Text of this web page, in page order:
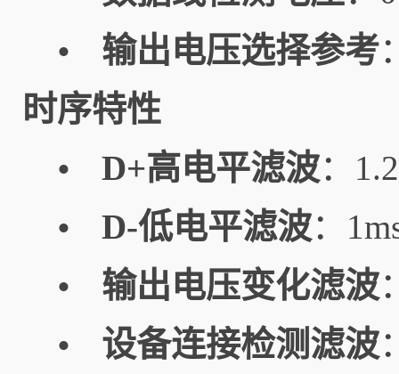
• 输出电压选择参考
时序特性
• D+高电平滤波：
• D-低电平滤波：
• 输出电压变化滤波
• 设备连接检测滤波